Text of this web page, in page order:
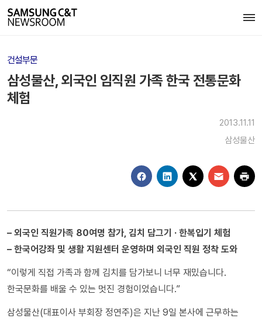
건설부문
삼성물산, 외국인 임직원 가족 한국 전통문화
체험
2013.11.11
삼성물산
– 외국인 직원가족 80여명 참가, 김치 담그기 · 한복입기 체험
– 한국어강좌 및 생활 지원센터 운영하며 외국인 직원 정착 도와
“이렇게 직접 가족과 함께 김치를 담가보니 너무 재밌습니다.
한국문화를 배울 수 있는 멋진 경험이었습니다.”
삼성물산(대표이사 부회장 정연주)은 지난 9일 본사에 근무하는